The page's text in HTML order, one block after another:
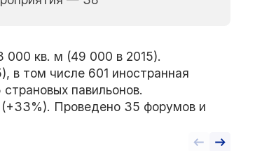
кв. м (49 000 в 2015).
в том числе 601 иностранная
павильонов.
(+33%). Проведено 35 форумов и